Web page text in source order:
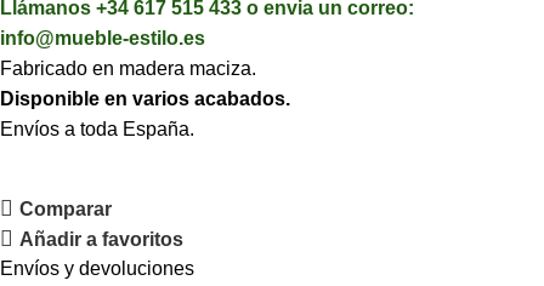
Llámanos +34 617 515 433 o envia un correo:
info@mueble-estilo.es
Fabricado en madera maciza.
Disponible en varios acabados.
Envíos a toda España.
Comparar
Añadir a favoritos
Envíos y devoluciones